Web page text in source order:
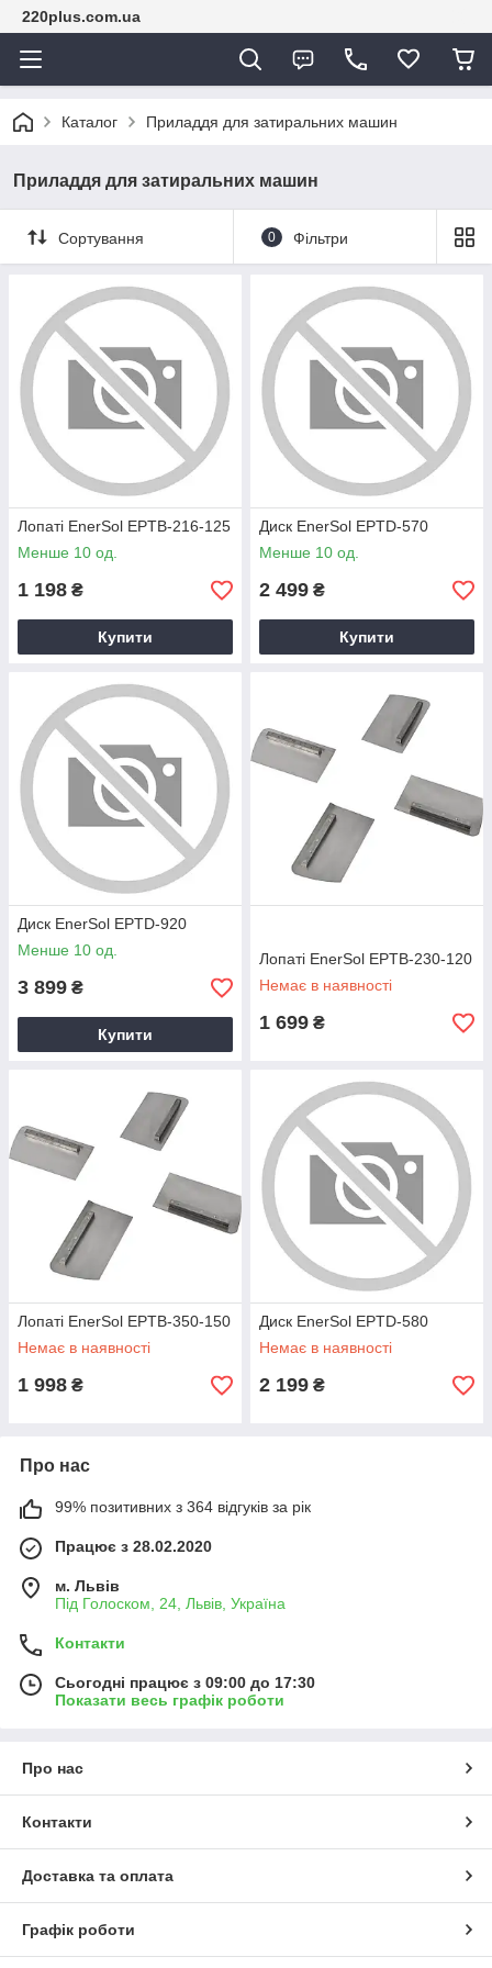
220plus.com.ua
Каталог Приладдя для затиральних машин
Приладдя для затиральних машин
Сортування 0 Фільтри
Лопаті EnerSol EPTB-216-125
Менше 10 од.
1 198 ₴
Купити
Диск EnerSol EPTD-570
Менше 10 од.
2 499 ₴
Купити
Диск EnerSol EPTD-920
Менше 10 од.
3 899 ₴
Купити
Лопаті EnerSol EPTB-230-120
Немає в наявності
1 699 ₴
Лопаті EnerSol EPTB-350-150
Немає в наявності
1 998 ₴
Диск EnerSol EPTD-580
Немає в наявності
2 199 ₴
Про нас
99% позитивних з 364 відгуків за рік
Працює з 28.02.2020
м. Львів
Під Голоском, 24, Львів, Україна
Контакти
Сьогодні працює з 09:00 до 17:30
Показати весь графік роботи
Про нас
Контакти
Доставка та оплата
Графік роботи